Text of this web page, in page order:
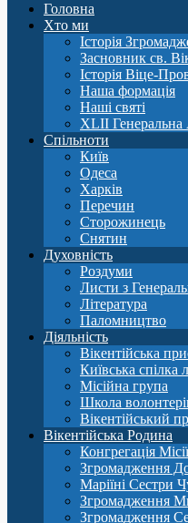
Головна
Хто ми
Історія
Засновник св.
Історія Віце-
Наша формація
Наші святі
XLII Генеральна
Спільноти
Київ
Одеса
Харків
Перечин
Сторожинець
Снятин
Духовність
Роздуми
Листи з
Література
Паломництво
Діяльність
Вікентійська
Київська спілка
Місійна група
Школа
Вікентійський
Вікентійська Родина
Конгрегація
Згромадження
Маріїні Сестри
Згромадження
Згромадження